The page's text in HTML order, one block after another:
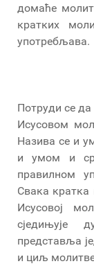
домаће
кратких
употребљава.
Потруди се
Исусовом
Назива се и
и умом и
правилном
Свака
Исусовој
сједињује
представља
и циљ